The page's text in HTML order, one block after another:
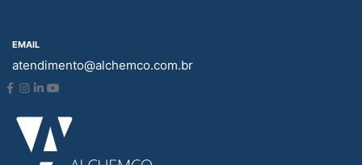
EMAIL
atendimento@alchemco.com.br